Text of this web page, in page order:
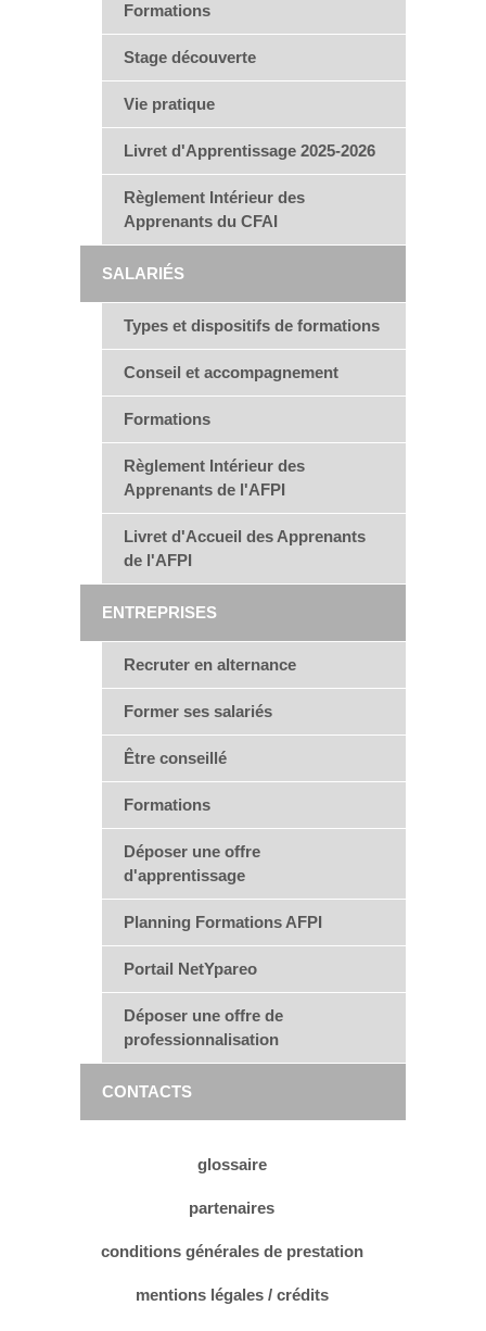
Formations
Stage découverte
Vie pratique
Livret d'Apprentissage 2025-2026
Règlement Intérieur des
Apprenants du CFAI
SALARIÉS
Types et dispositifs de formations
Conseil et accompagnement
Formations
Règlement Intérieur des
Apprenants de l'AFPI
Livret d'Accueil des Apprenants
de l'AFPI
ENTREPRISES
Recruter en alternance
Former ses salariés
Être conseillé
Formations
Déposer une offre
d'apprentissage
Planning Formations AFPI
Portail NetYpareo
Déposer une offre de
professionnalisation
CONTACTS
glossaire
partenaires
conditions générales de prestation
mentions légales / crédits